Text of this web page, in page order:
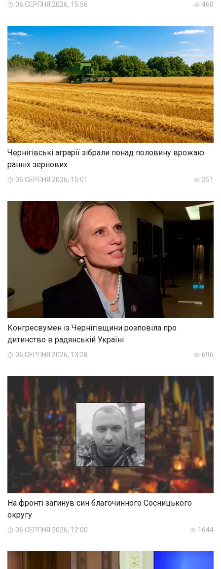
06 СЕРПНЯ 2026, 15:56 460
Чернігівські аграрії зібрали понад половину врожаю
ранніх зернових
06 СЕРПНЯ 2026, 15:01 251
Конгресвумен із Чернігівщини розповіла про
дитинство в радянській Україні
06 СЕРПНЯ 2026, 13:28 696
На фронті загинув син благочинного Сосницького
округу
06 СЕРПНЯ 2026, 12:00 1644